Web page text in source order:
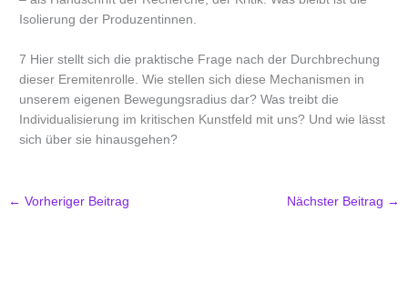
Isolierung der Produzentinnen.
7 Hier stellt sich die praktische Frage nach der Durchbrechung
dieser Eremitenrolle. Wie stellen sich diese Mechanismen in
unserem eigenen Bewegungsradius dar? Was treibt die
Individualisierung im kritischen Kunstfeld mit uns? Und wie lässt
sich über sie hinausgehen?
← Vorheriger Beitrag Nächster Beitrag →